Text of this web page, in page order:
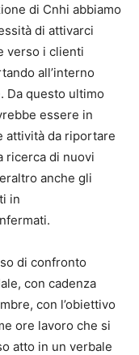
di Cnhi abbiamo
di attivarci
verso i clienti
all’interno
Da questo ultimo
essere in
attività da riportare
ricerca di nuovi
anche gli
in
di confronto
con cadenza
con l’obiettivo
ore lavoro che si
atto in un verbale